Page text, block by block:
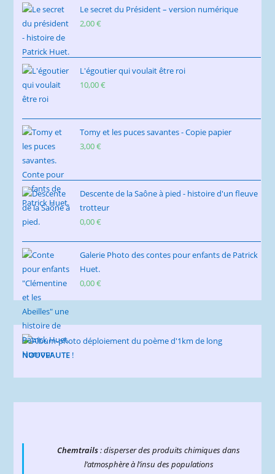
Le secret du Président – version numérique
2,00€
L'égoutier qui voulait être roi
10,00€
Tomy et les puces savantes - Copie papier
3,00€
Descente de la Saône à pied - histoire d'un fleuve
trotteur
0,00€
Galerie Photo des contes pour enfants de Patrick
Huet.
0,00€
NOUVEAUTE !
Chemtrails: disperser des produits chimiques dans
l’atmosphère à l’insu des populations